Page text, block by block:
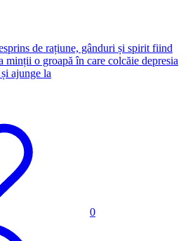
de rațiune, gânduri și spirit fiind
minții o groapă în care colcăie depresia
ajunge la
0